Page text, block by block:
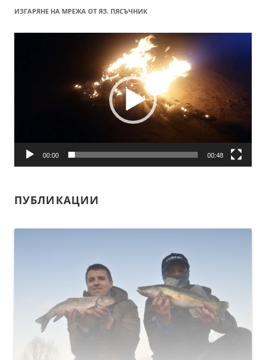
ИЗГАРЯНЕ НА МРЕЖА ОТ ЯЗ. ПЯСЪЧНИК
Видео
00:00 00:48
ПУБЛИКАЦИИ